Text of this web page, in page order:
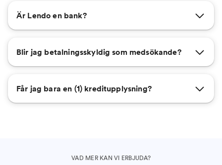
Är Lendo en bank?
Blir jag betalningsskyldig som medsökande?
Får jag bara en (1) kreditupplysning?
VAD MER KAN VI ERBJUDA?